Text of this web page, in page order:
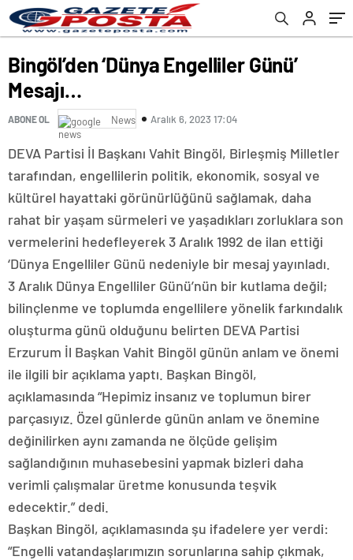
Bingöl’den ‘Dünya Engelliler Günü’
Mesajı…
ABONE OL News Aralık 6, 2023 17:04
DEVA Partisi İl Başkanı Vahit Bingöl, Birleşmiş Milletler
tarafından, engellilerin politik, ekonomik, sosyal ve
kültürel hayattaki görünürlüğünü sağlamak, daha
rahat bir yaşam sürmeleri ve yaşadıkları zorluklara son
vermelerini hedefleyerek 3 Aralık 1992 de ilan ettiği
‘Dünya Engelliler Günü nedeniyle bir mesaj yayınladı.
3 Aralık Dünya Engelliler Günü’nün bir kutlama değil;
bilinçlenme ve toplumda engellilere yönelik farkındalık
oluşturma günü olduğunu belirten DEVA Partisi
Erzurum İl Başkan Vahit Bingöl günün anlam ve önemi
ile ilgili bir açıklama yaptı. Başkan Bingöl,
açıklamasında “Hepimiz insanız ve toplumun birer
parçasıyız. Özel günlerde günün anlam ve önemine
değinilirken aynı zamanda ne ölçüde gelişim
sağlandığının muhasebesini yapmak bizleri daha
verimli çalışmalar üretme konusunda teşvik
edecektir.” dedi.
Başkan Bingöl, açıklamasında şu ifadelere yer verdi:
“Engelli vatandaşlarımızın sorunlarına sahip çıkmak,